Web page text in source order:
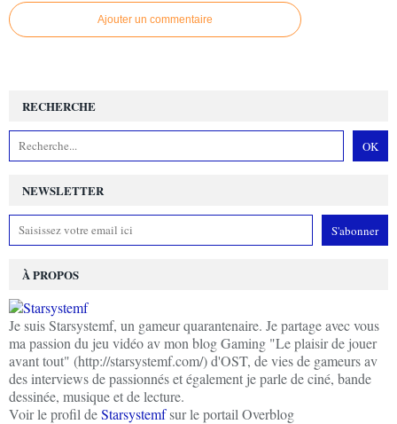
Ajouter un commentaire
NEWSLETTER
RECHERCHE
À PROPOS
Je suis Starsystemf, un gameur quarantenaire. Je partage avec vous
ma passion du jeu vidéo av mon blog Gaming "Le plaisir de jouer
avant tout" (http://starsystemf.com/) d'OST, de vies de gameurs av
des interviews de passionnés et également je parle de ciné, bande
dessinée, musique et de lecture.
Voir le profil deStarsystemfsur le portail Overblog